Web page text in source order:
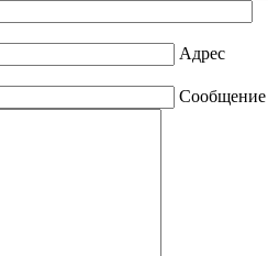
Адрес
Сообщение